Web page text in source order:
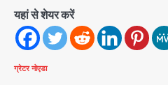
यहां से शेयर करें
ग्रेटर नोएडा